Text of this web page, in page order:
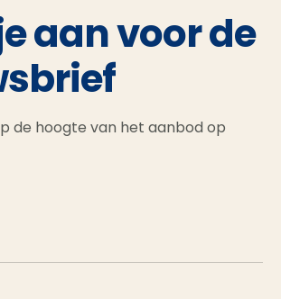
aan voor de
de hoogte van het aanbod op